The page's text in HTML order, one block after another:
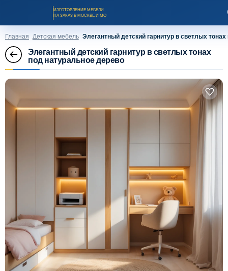
ИЗГОТОВЛЕНИЕ МЕБЕЛИ
НА ЗАКАЗ В МОСКВЕ И МО
Оплата и доставка
Рассрочка и кредит
Схема работы
Главная Детская мебель Элегантный детский гарнитур в светлых
Элегантный детский гарнитур в светлых тонах
под натуральное дерево